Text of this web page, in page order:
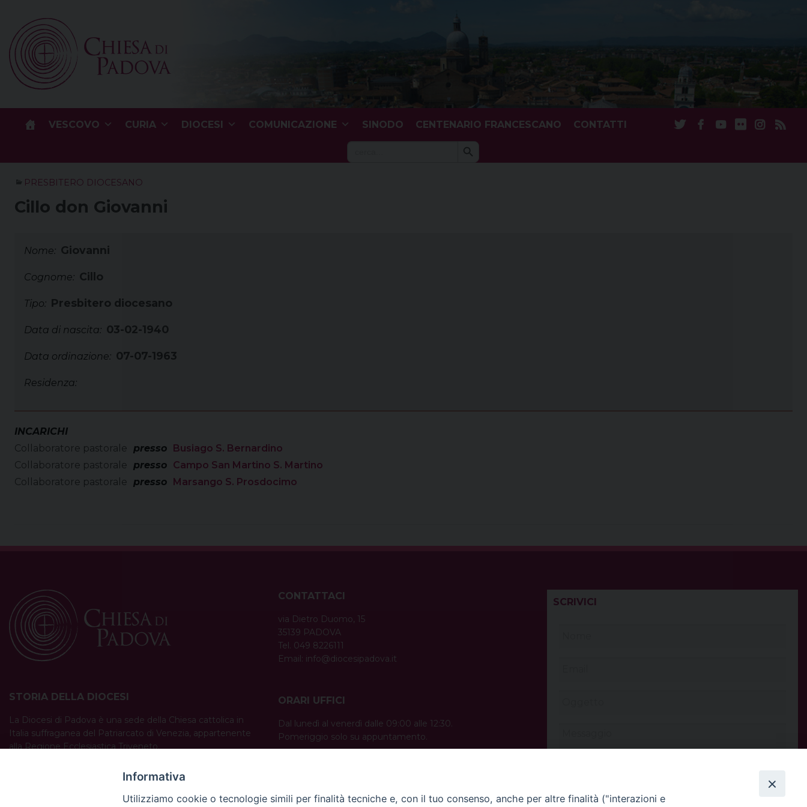
content
VESCOVO CURIA DIOCESI COMUNICAZIONE SINODO CENTENARIO FRANCESCANO CONTATTI
Search Search Button
PRESBITERO DIOCESANO
Cillo don Giovanni
Nome: Giovanni
Cognome: Cillo
Tipo: Presbitero diocesano
Data di nascita: 03-02-1940
Data ordinazione: 07-07-1963
Residenza:
INCARICHI
Collaboratore pastorale
presso Busiago S. Bernardino
Collaboratore pastorale
presso Campo San Martino S. Martino
Collaboratore pastorale
presso Marsango S. Prosdocimo
STORIA DELLA DIOCESI
La Diocesi di Padova è una sede della Chiesa cattolica in
Italia suffraganea del Patriarcato di Venezia, appartenente
alla Regione Ecclesiastica Triveneto.
Padova, Vicenza, Venezia, Treviso, Belluno.
CONTATTACI
via Dietro Duomo, 15
35139 PADOVA
Tel. 049 8226111
Email: info@diocesipadova.it
ORARI UFFICI
Dal lunedì al venerdì dalle 09:00 alle 12:30.
Pomeriggio solo su appuntamento.
SCRIVICI
Informativa
Utilizziamo cookie o tecnologie simili per finalità tecniche e, con il tuo consenso, anche per altre finalità ("interazioni e